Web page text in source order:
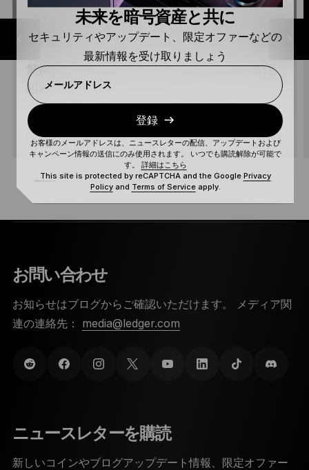
無期限先物取引の解説：無期限先物取引と仕
組み
初級
お問い合わせ
お知らせはブログからご確認いただけます。 メディア関
連の連絡先：
media@ledger.com
ニュースレターを購読
新しいコインやブログアップデート情報、限定オファー
未来を暗号資産と共に
セキュリティやアップデート、限定オファーなどの
最新情報を受け取りましょう
メールアドレス
登録
お客様のメールアドレスは、ニュースレターの配信、アップデートおよび
キャンペーン情報の送信にのみ使用されます。 いつでも購読解除が可能で
す。 詳細はこちら
This site is protected by reCAPTCHA and the Google Privacy
Policyand Terms of Serviceapply.